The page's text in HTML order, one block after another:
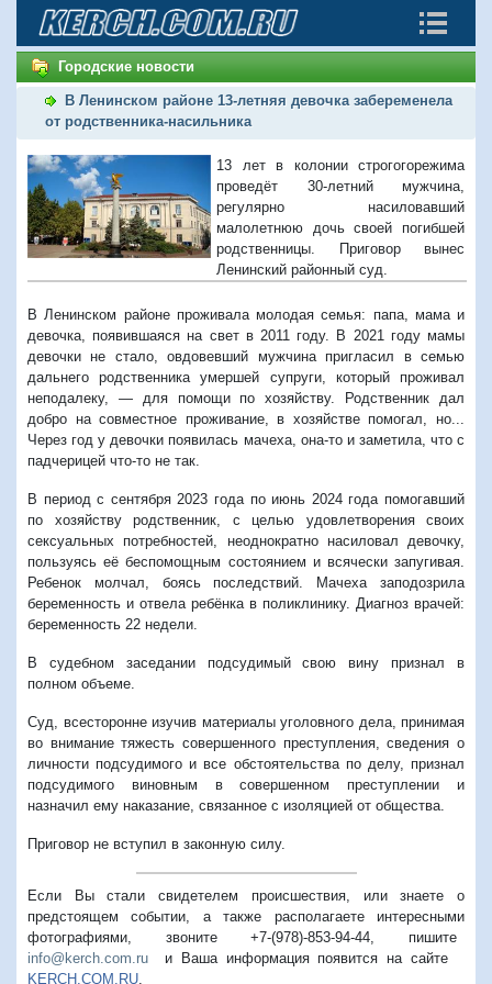
Городские новости
В Ленинском районе 13-летняя девочка забеременела
от родственника-насильника
13 лет в колонии строгогорежима
проведёт 30-летний мужчина,
регулярно насиловавший
малолетнюю дочь своей погибшей
родственницы. Приговор вынес
Ленинский районный суд.
В Ленинском районе проживала молодая семья: папа, мама и
девочка, появившаяся на свет в 2011 году. В 2021 году мамы
девочки не стало, овдовевший мужчина пригласил в семью
дальнего родственника умершей супруги, который проживал
неподалеку, — для помощи по хозяйству. Родственник дал
добро на совместное проживание, в хозяйстве помогал, но...
Через год у девочки появилась мачеха, она-то и заметила, что с
падчерицей что-то не так.
В период с сентября 2023 года по июнь 2024 года помогавший
по хозяйству родственник, с целью удовлетворения своих
сексуальных потребностей, неоднократно насиловал девочку,
пользуясь её беспомощным состоянием и всячески запугивая.
Ребенок молчал, боясь последствий. Мачеха заподозрила
беременность и отвела ребёнка в поликлинику. Диагноз врачей:
беременность 22 недели.
В судебном заседании подсудимый свою вину признал в
полном объеме.
Суд, всесторонне изучив материалы уголовного дела, принимая
во внимание тяжесть совершенного преступления, сведения о
личности подсудимого и все обстоятельства по делу, признал
подсудимого виновным в совершенном преступлении и
назначил ему наказание, связанное с изоляцией от общества.
Приговор не вступил в законную силу.
Если Вы стали свидетелем происшествия, или знаете о
предстоящем событии, а также располагаете интересными
фотографиями, звоните +7-(978)-853-94-44, пишите
info@kerch.com.ru и Ваша информация появится на сайте
KERCH.COM.RU